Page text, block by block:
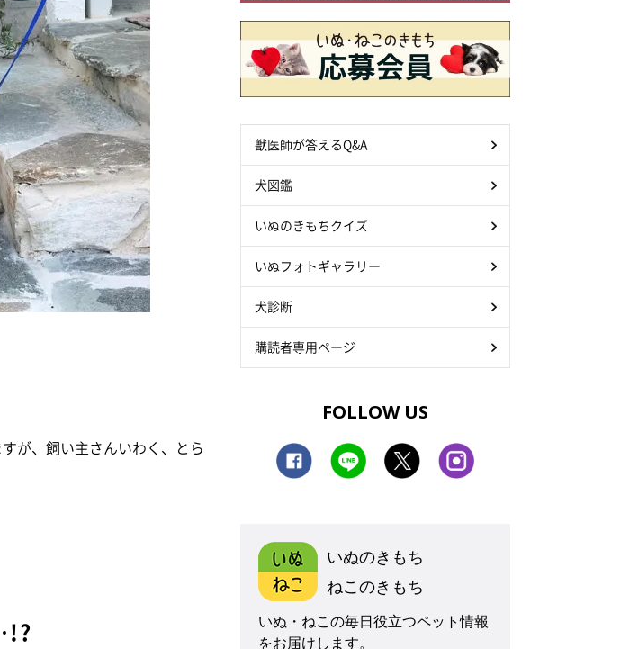
が、飼い主さんいわく、とら
獣医師が答えるQ&A
犬図鑑
いぬのきもちクイズ
いぬフォトギャラリー
犬診断
購読者専用ページ
FOLLOW US
いぬのきもち
ねこのきもち
いぬ・ねこの毎日役立つペット情報
をお届けします。